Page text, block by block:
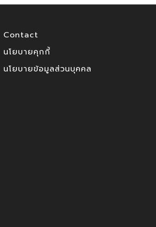
Contact
นโยบายคุกกี้
นโยบายข้อมูลส่วนบุคคล